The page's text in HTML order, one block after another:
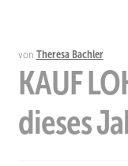
von Theresa Bachler
KAUF
dieses